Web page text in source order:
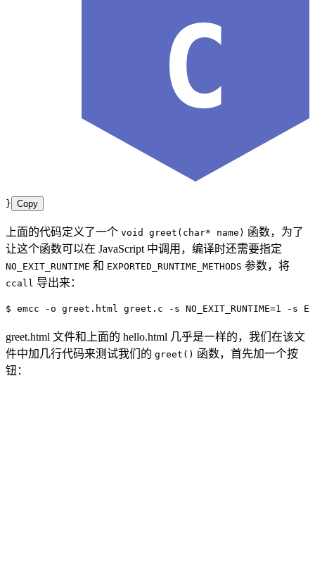
} Copy
C
上面的代码定义了一个 void greet(char* name) 函数，为了
让这个函数可以在 JavaScript 中调用，编译时还需要指定
NO_EXIT_RUNTIME 和 EXPORTED_RUNTIME_METHODS 参数，将
ccall 导出来：
$ emcc -o greet.html greet.c -s NO_EXIT_RUNTIME=1 -s
greet.html 文件和上面的 hello.html 几乎是一样的，我们在该文
件中加几行代码来测试我们的 greet() 函数，首先加一个按
钮：